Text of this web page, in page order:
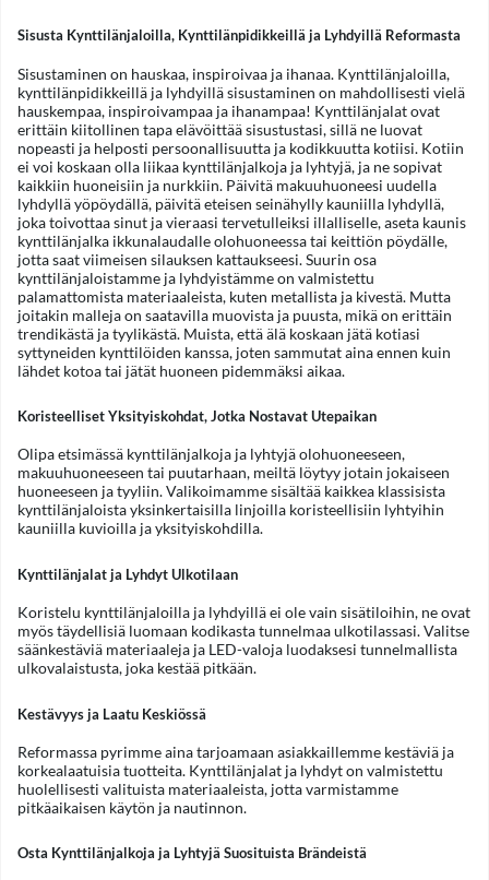
Sisusta Kynttilänjaloilla, Kynttilänpidikkeillä ja Lyhdyillä Reformasta
Sisustaminen on hauskaa, inspiroivaa ja ihanaa. Kynttilänjaloilla,
kynttilänpidikkeillä ja lyhdyillä sisustaminen on mahdollisesti vielä
hauskempaa, inspiroivampaa ja ihanampaa! Kynttilänjalat ovat
erittäin kiitollinen tapa elävöittää sisustustasi, sillä ne luovat
nopeasti ja helposti persoonallisuutta ja kodikkuutta kotiisi. Kotiin
ei voi koskaan olla liikaa kynttilänjalkoja ja lyhtyjä, ja ne sopivat
kaikkiin huoneisiin ja nurkkiin. Päivitä makuuhuoneesi uudella
lyhdyllä yöpöydällä, päivitä eteisen seinähylly kauniilla lyhdyllä,
joka toivottaa sinut ja vieraasi tervetulleiksi illalliselle, aseta kaunis
kynttilänjalka ikkunalaudalle olohuoneessa tai keittiön pöydälle,
jotta saat viimeisen silauksen kattaukseesi. Suurin osa
kynttilänjaloistamme ja lyhdyistämme on valmistettu
palamattomista materiaaleista, kuten metallista ja kivestä. Mutta
joitakin malleja on saatavilla muovista ja puusta, mikä on erittäin
trendikästä ja tyylikästä. Muista, että älä koskaan jätä kotiasi
syttyneiden kynttilöiden kanssa, joten sammutat aina ennen kuin
lähdet kotoa tai jätät huoneen pidemmäksi aikaa.
Koristeelliset Yksityiskohdat, Jotka Nostavat Utepaikan
Olipa etsimässä kynttilänjalkoja ja lyhtyjä olohuoneeseen,
makuuhuoneeseen tai puutarhaan, meiltä löytyy jotain jokaiseen
huoneeseen ja tyyliin. Valikoimamme sisältää kaikkea klassisista
kynttilänjaloista yksinkertaisilla linjoilla koristeellisiin lyhtyihin
kauniilla kuvioilla ja yksityiskohdilla.
Kynttilänjalat ja Lyhdyt Ulkotilaan
Koristelu kynttilänjaloilla ja lyhdyillä ei ole vain sisätiloihin, ne ovat
myös täydellisiä luomaan kodikasta tunnelmaa ulkotilassasi. Valitse
säänkestäviä materiaaleja ja LED-valoja luodaksesi tunnelmallista
ulkovalaistusta, joka kestää pitkään.
Kestävyys ja Laatu Keskiössä
Reformassa pyrimme aina tarjoamaan asiakkaillemme kestäviä ja
korkealaatuisia tuotteita. Kynttilänjalat ja lyhdyt on valmistettu
huolellisesti valituista materiaaleista, jotta varmistamme
pitkäaikaisen käytön ja nautinnon.
Osta Kynttilänjalkoja ja Lyhtyjä Suosituista Brändeistä